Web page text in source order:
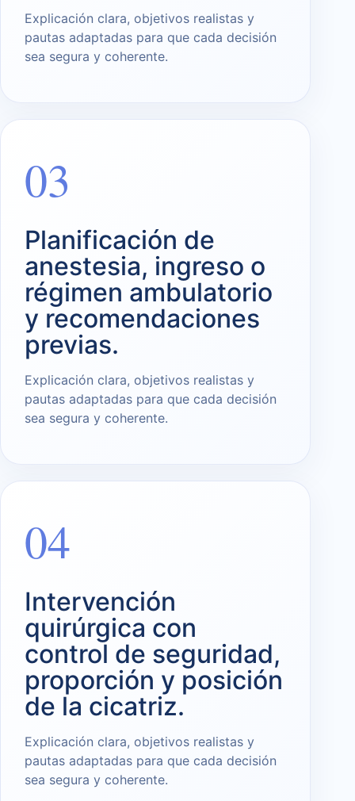
Explicación clara, objetivos realistas y
pautas adaptadas para que cada decisión
sea segura y coherente.
03
Planificación de
anestesia, ingreso o
régimen ambulatorio
y recomendaciones
previas.
Explicación clara, objetivos realistas y
pautas adaptadas para que cada decisión
sea segura y coherente.
04
Intervención
quirúrgica con
control de seguridad,
proporción y posición
de la cicatriz.
Explicación clara, objetivos realistas y
pautas adaptadas para que cada decisión
sea segura y coherente.